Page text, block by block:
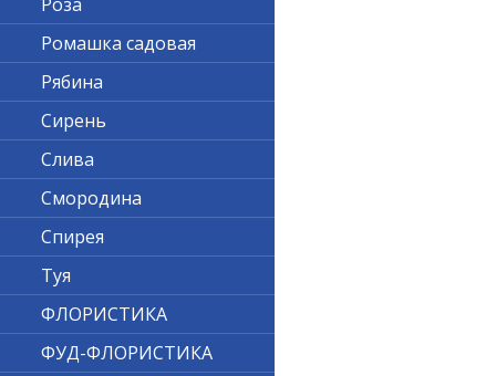
Ромашка садовая
Рябина
Сирень
Слива
Смородина
Спирея
Туя
ФЛОРИСТИКА
ФУД-ФЛОРИСТИКА